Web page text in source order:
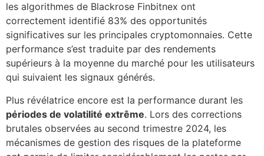
les algorithmes de Blackrose Finbitnex ont
correctement identifié 83% des opportunités
significatives sur les principales cryptomonnaies. Cette
performance s’est traduite par des rendements
supérieurs à la moyenne du marché pour les utilisateurs
qui suivaient les signaux générés.
Plus révélatrice encore est la performance durant les
périodes de volatilité extrême. Lors des corrections
brutales observées au second trimestre 2024, les
mécanismes de gestion des risques de la plateforme